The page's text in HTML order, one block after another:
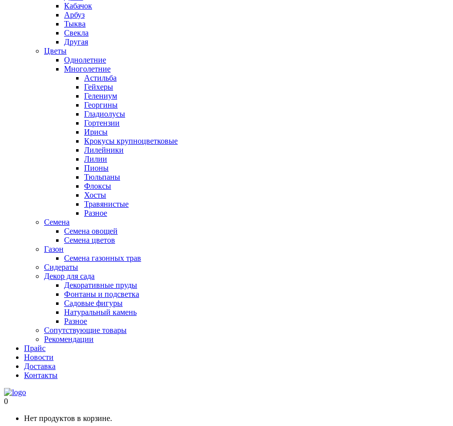
Кабачок
Арбуз
Тыква
Свекла
Другая
Цветы
Однолетние
Многолетние
Астильба
Гейхеры
Гелениум
Георгины
Гладиолусы
Гортензии
Ирисы
Крокусы крупноцветковые
Лилейники
Лилии
Пионы
Тюльпаны
Флоксы
Хосты
Травянистые
Разное
Семена
Семена овощей
Семена цветов
Газон
Семена газонных трав
Сидераты
Декор для сада
Декоративные пруды
Фонтаны и подсветка
Садовые фигуры
Натуральный камень
Разное
Сопутствующие товары
Рекомендации
Прайс
Новости
Доставка
Контакты
0
Нет продуктов в корзине.